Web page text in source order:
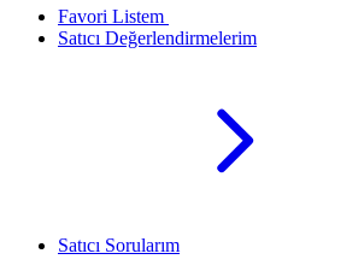
Favori Listem
Satıcı Değerlendirmelerim
Satıcı Sorularım